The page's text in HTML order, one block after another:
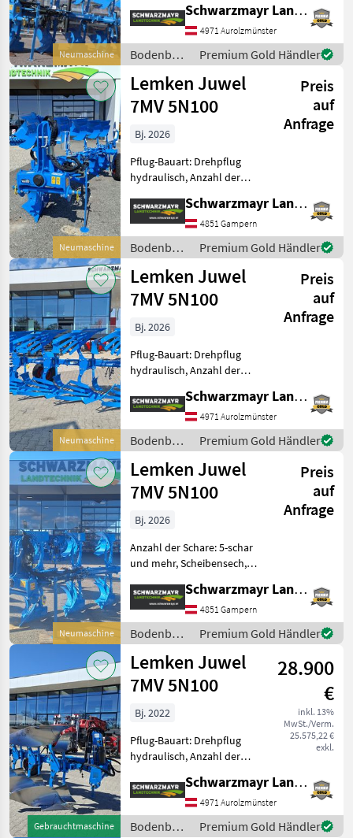
Neumaschine
Scheibensech, hydr.
Schnittbreitenverstellung,
Stützrad Nr. 72192
Volldrehpflug 5-scharig -
Schwarzmayr Landtechnik GmbH - Aurolzmünster
4971 Aurolzmünster
Bodenbearbeitung
/ Lemken
Premium Gold Händler
Neumaschine
Lemken Juwel
7MV 5N100
Preis
auf
Anfrage
Bj. 2026
Pflug-Bauart: Drehpflug
hydraulisch, Anzahl der
Maiseinleger, Scheibensech,
hydr.
Schnittbreitenverstellung,
Stützrad, Vorschäler Nr.
72191 Symbo
Schwarzmayr Landtechnik GmbH - Gampern
4851 Gampern
Bodenbearbeitung
/ Lemken
Premium Gold Händler
Neumaschine
Lemken Juwel
7MV 5N100
Preis
auf
Anfrage
Bj. 2026
Pflug-Bauart: Drehpflug
hydraulisch, Anzahl der
Scheibensech, hydr.
Schnittbreitenverstellung,
Streifenkörper, Stützrad Nr.
72193 Volldrehpf
Schwarzmayr Landtechnik GmbH - Aurolzmünster
4971 Aurolzmünster
Bodenbearbeitung
/ Lemken
Premium Gold Händler
Neumaschine
Lemken Juwel
7MV 5N100
Preis
auf
Anfrage
Bj. 2026
Anzahl der Schare: 5-schar
und mehr, Scheibensech,
Schnittbreitenverstellung,
Stützrad Nr. 70751
Symbolfotos Volldrehpflug
5-scharig - mit hydr.
Schnittbreite
Schwarzmayr Landtechnik GmbH - Gampern
4851 Gampern
Bodenbearbeitung
/ Lemken
Premium Gold Händler
Gebrauchtmaschine
Lemken Juwel
7MV 5N100
28.900
€
inkl. 13%
MwSt./Verm.
25.575,22 €
exkl.
Bj. 2022
Pflug-Bauart: Drehpflug
hydraulisch, Anzahl der
Maiseinleger, Scheibensech,
Schnittbreitenverstellung,
Stützrad, Vorschäler EDV:
Schwarzmayr Landtechnik GmbH - Aurolzmünster
4971 Aurolzmünster
BodenbearbeitungPremium Gold Händler